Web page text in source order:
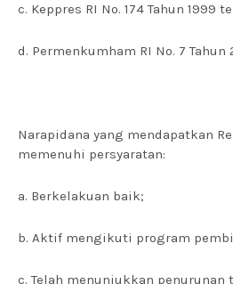
c. Keppres RI No. 174 Tahun 1999
d. Permenkumham RI No. 7 Tahun
Narapidana yang mendapatkan
memenuhi persyaratan:
a. Berkelakuan baik;
b. Aktif mengikuti program
c. Telah menunjukkan